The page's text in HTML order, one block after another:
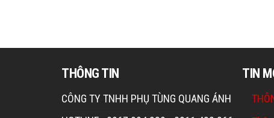
THÔNG TIN
CÔNG TY TNHH PHỤ TÙNG QUANG ÁNH
TIN